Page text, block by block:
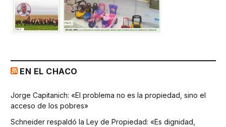
EN EL CHACO
Jorge Capitanich: «El problema no es la propiedad, sino el
acceso de los pobres»
Schneider respaldó la Ley de Propiedad: «Es dignidad,